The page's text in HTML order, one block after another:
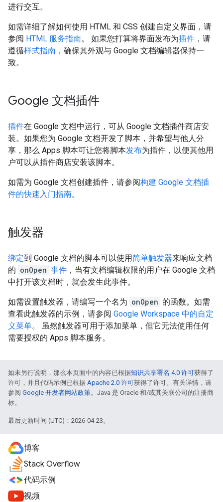
进行交互。
如需详细了解如何使用 HTML 和 CSS 创建自定义界面，请
参阅 HTML 服务指南。 如果您打算将界面发布为插件 ，请
遵循样式指南 ，确保其外观与 Google 文档编辑器保持一
致。
Google 文档插件
插件在 Google 文档中运行，可从 Google 文档插件商店安
装。如果您为 Google 文档开发了脚本，并希望与他人分
享，那么 Apps 脚本可让您将脚本发布为插件，以便其他用
户可以从插件商店安装该脚本。
如需为 Google 文档创建插件，请参阅构建 Google 文档插
件的快速入门指南。
触发器
绑定到 Google 文档的脚本可以使用简单触发器来响应文档
的 onOpen 事件 ，当有文档编辑权限的用户在 Google 文档
中打开该文档时，就会发生此事件。
如需设置触发器，请编写一个名为 onOpen 的函数。如需
查看此触发器的示例，请参阅 Google Workspace 中的自定
义菜单。 虽然触发器可用于添加菜单，但它无法使用任何
需要授权的 Apps 脚本服务。
如未另行说明，那么本页面中的内容已根据知识共享署名 4.0 许可获得了
许可，并且代码示例已根据 Apache 2.0 许可获得了许可。有关详情，请
参阅 Google 开发者网站政策。Java 是 Oracle 和/或其关联公司的注册商
标。
最后更新时间 (UTC)：2026-04-23。
博客
Stack Overflow
代码示例
视频